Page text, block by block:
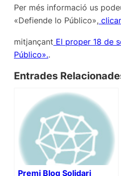
Per més informació us
«Defiende lo Público»,
mitjançant El proper 18 de
Público»..
Entrades
Premi Blog Solidari